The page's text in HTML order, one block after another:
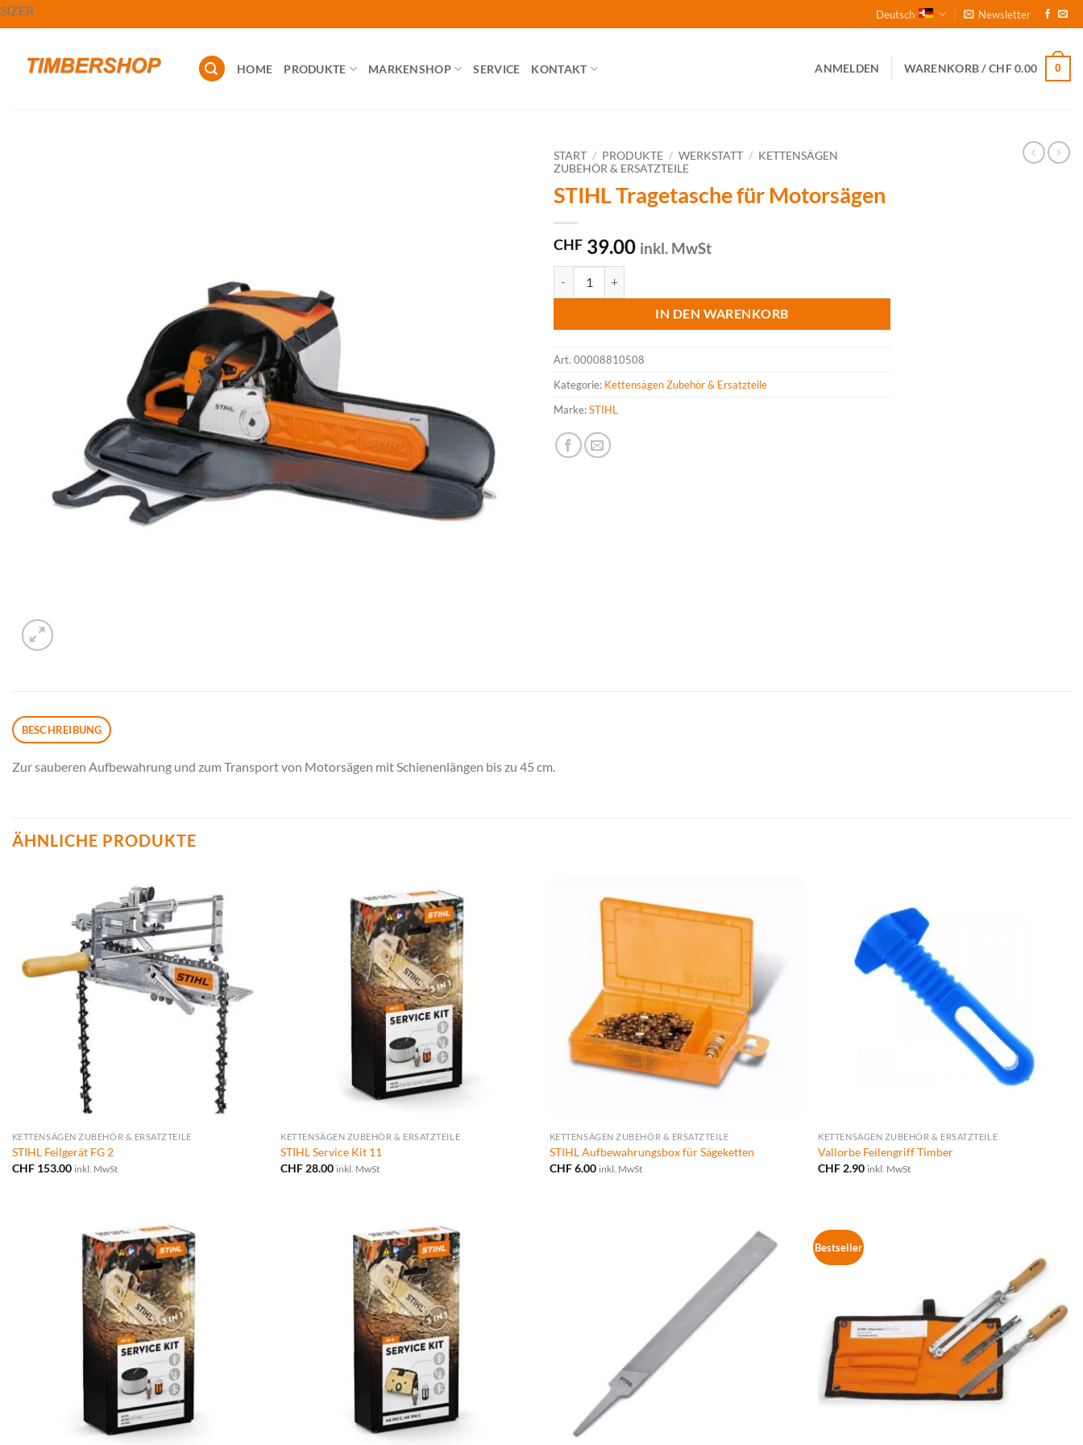
Zum
Inhalt
Deutsch Newsletter
HOME PRODUKTE MARKENSHOP SERVICE KONTAKT ANMELDEN WARENKORB /CHF0.00 0
START / PRODUKTE / WERKSTATT / KETTENSÄGEN
ZUBEHÖR & ERSATZTEILE
STIHL Tragetasche für Motorsägen
CHF 39.00 inkl. MwSt
IN DEN WARENKORB
Art. 00008810508
Kategorie: Kettensägen Zubehör & Ersatzteile
Marke:STIHL
BESCHREIBUNG
Zur sauberen Aufbewahrung und zum Transport von Motorsägen mit Schienenlängen bis zu 45 cm.
ÄHNLICHE PRODUKTE
KETTENSÄGEN ZUBEHÖR & ERSATZTEILE
STIHL Feilgerät FG 2
CHF153.00 inkl. MwSt
KETTENSÄGEN ZUBEHÖR & ERSATZTEILE
STIHL Service Kit 11
CHF 28.00 inkl. MwSt
KETTENSÄGEN ZUBEHÖR & ERSATZTEILE
STIHL Aufbewahrungsbox für Sägeketten
CHF6.00 inkl. MwSt
KETTENSÄGEN ZUBEHÖR & ERSATZTEILE
Vallorbe Feilengriff Timber
CHF 2.90 inkl. MwSt
Bestseller
SIZER